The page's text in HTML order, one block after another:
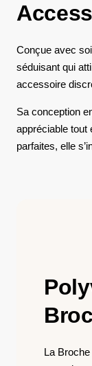
Conçue avec
séduisant qui
accessoire
Sa conception
appréciable tout
parfaites, elle
La